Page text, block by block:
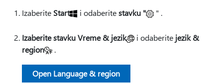
Izaberite Start i odaberitestavku " " .
Izaberite stavku Vreme & jezik i odaberite jezik &
region
.
Open Language & region